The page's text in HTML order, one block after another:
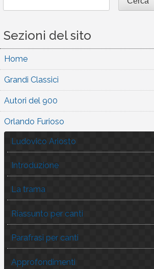
Sezioni del sito
Home
Grandi Classici
Autori del 900
Orlando Furioso
Ludovico Ariosto
Introduzione
La trama
Riassunto per canti
Parafrasi per canti
Approfondimenti